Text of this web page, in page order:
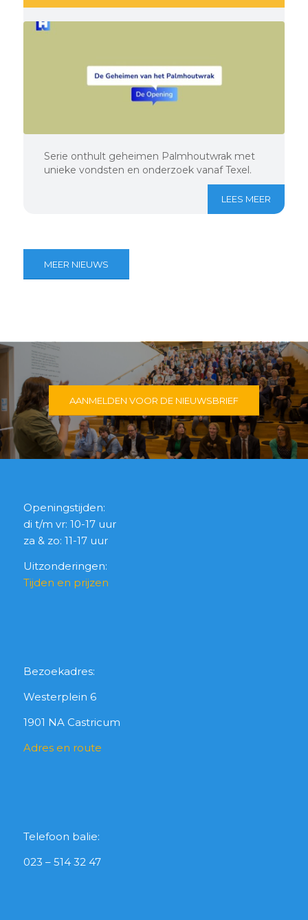
Serie onthult geheimen Palmhoutwrak met
unieke vondsten en onderzoek vanaf Texel.
LEES MEER
MEER NIEUWS
AANMELDEN VOOR DE NIEUWSBRIEF
Openingstijden:
di t/m vr: 10-17 uur
za & zo: 11-17 uur
Uitzonderingen:
Tijden en prijzen
Bezoekadres:
Westerplein 6
1901 NA Castricum
Adres en route
Telefoon balie:
023 – 514 32 47